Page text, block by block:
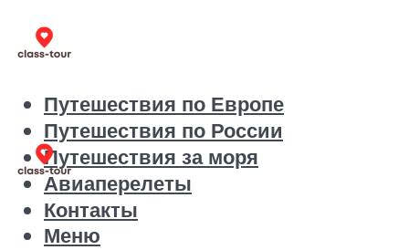
Путешествия по Европе
Путешествия по России
Путешествия за моря
Авиаперелеты
Контакты
Меню